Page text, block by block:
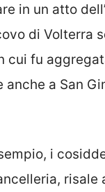
in un atto
di Volterra
cui fu
anche a San
i
risale